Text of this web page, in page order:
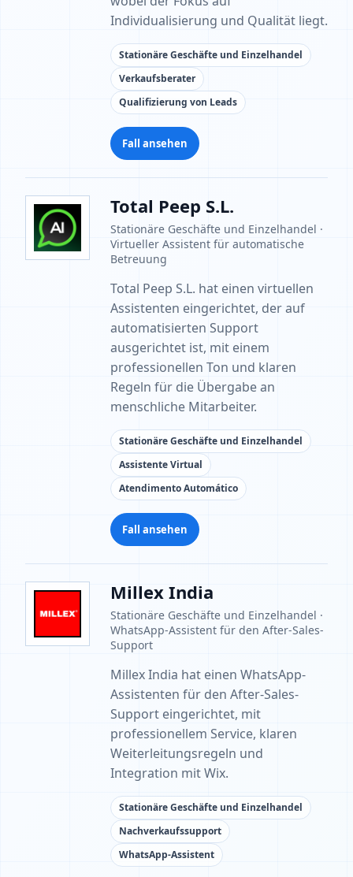
Individualisierung und Qualität liegt.
Stationäre Geschäfte und Einzelhandel
Verkaufsberater
Qualifizierung von Leads
Fall ansehen
Total Peep S.L.
Stationäre Geschäfte und Einzelhandel ·
Virtueller Assistent für automatische
Betreuung
Total Peep S.L. hat einen virtuellen
Assistenten eingerichtet, der auf
automatisierten Support
ausgerichtet ist, mit einem
professionellen Ton und klaren
Regeln für die Übergabe an
menschliche Mitarbeiter.
Stationäre Geschäfte und Einzelhandel
Assistente Virtual
Atendimento Automático
Fall ansehen
Millex India
Stationäre Geschäfte und Einzelhandel ·
WhatsApp-Assistent für den After-Sales-
Support
Millex India hat einen WhatsApp-
Assistenten für den After-Sales-
Support eingerichtet, mit
professionellem Service, klaren
Weiterleitungsregeln und
Integration mit Wix.
Stationäre Geschäfte und Einzelhandel
Nachverkaufssupport
WhatsApp-Assistent